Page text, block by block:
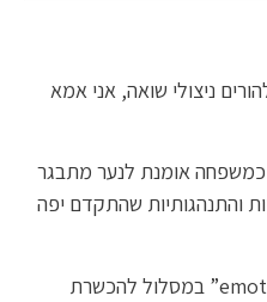
ניצולי שואה, אני אמא
כמשפחה אומנת לנער מתבגר
והתנהגותיות שהתקדם יפה
אני בוגרת בית ספר לאימון ”emotion” במסלול להכשרת